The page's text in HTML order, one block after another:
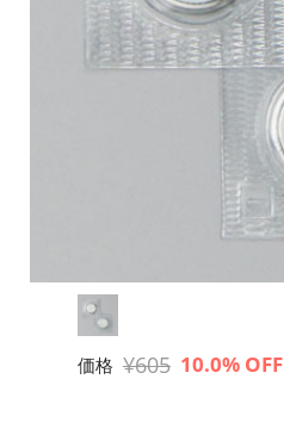
価格 ¥605 10.0% OFF